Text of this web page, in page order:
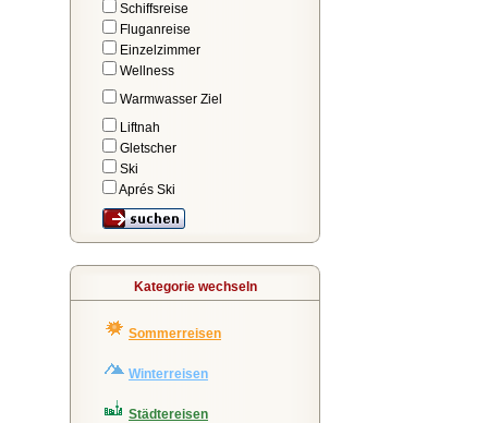
Schiffsreise
Fluganreise
Einzelzimmer
Wellness
Warmwasser Ziel
Liftnah
Gletscher
Ski
Aprés Ski
Kategorie wechseln
Sommerreisen
Winterreisen
Städtereisen